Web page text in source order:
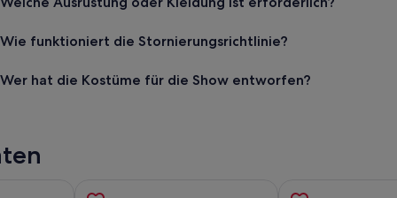
Wie funktioniert die Stornierungsrichtlinie?
Wer hat die Kostüme für die Show entworfen?